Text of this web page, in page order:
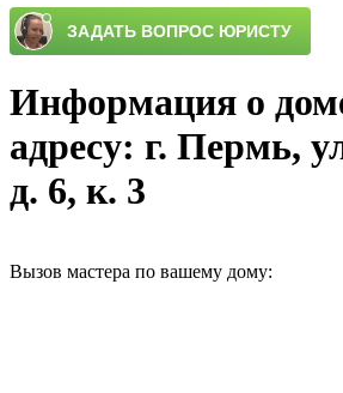
Информация о
адресу: г. Пермь,
д. 6, к. 3
Вызов мастера по вашему дому: